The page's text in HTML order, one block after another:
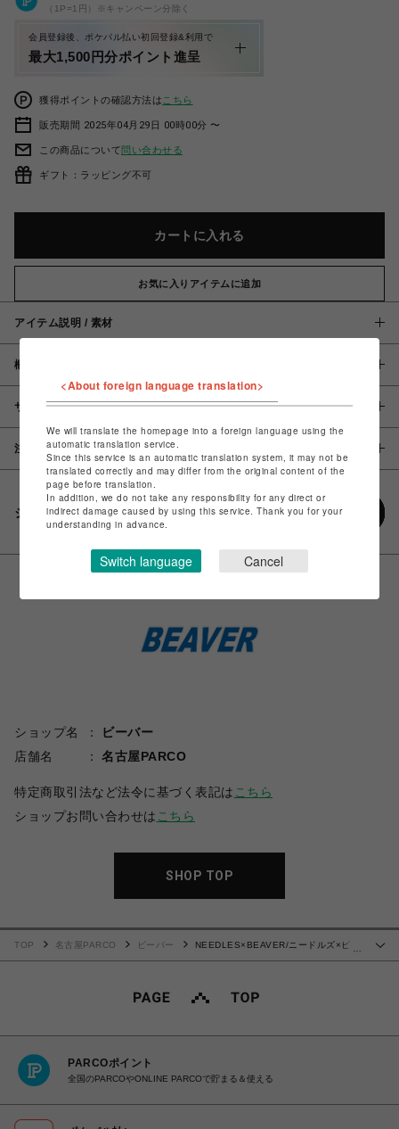
（1P=1円）※キャンペーン分除く
会員登録後、ポケパル払い初回登録&利用で
最大1,500円分ポイント進呈
獲得ポイントの確認方法は こちら
販売期間 2025年04月29日 00時00分 〜
この商品について問い合わせる
ギフト：ラッピング不可
カートに入れる
お気に入りアイテムに追加
アイテム説明 / 素材
概要
サイズ
注意事項
シェアする
ショップ名
ビーバー
店舗名
名古屋PARCO
特定商取引法など法令に基づく表記は こちら
ショップお問い合わせは こちら
SHOP TOP
…
TOP 名古屋PARCO ビーバー
NEEDLES×BEAVER/ニードルズ×ビー
PARCOポイント
全国のPARCOやONLINE PARCOで貯まる＆使える
<About foreign language translation>
We will translate the homepage into a foreign language using the
automatic translation service.
Since this service is an automatic translation system, it may not be
translated correctly and may differ from the original content of the
page before translation.
In addition, we do not take any responsibility for any direct or
indirect damage caused by using this service. Thank you for your
understanding in advance.
Switch language Cancel